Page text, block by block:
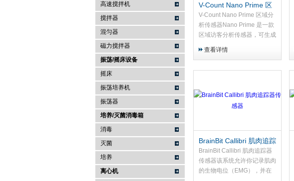
高速搅拌机
搅拌器
混匀器
磁力搅拌器
振荡/摇床设备
摇床
振荡培养机
振荡器
培养/灭菌消毒箱
消毒
灭菌
培养
离心机
V-Count Nano Prime 区
域分析传感器
V-Count Nano Prime 区域分
析传感器Nano Prime 是一款
区域访客分析传感器，可生成
铺内各区域停留时间与人流动
查看详情
BrainBit Callibri 肌肉追踪
器传感器
BrainBit Callibri 肌肉追踪器
传感器该系统允许你记录肌肉
的生物电位（EMG），并在